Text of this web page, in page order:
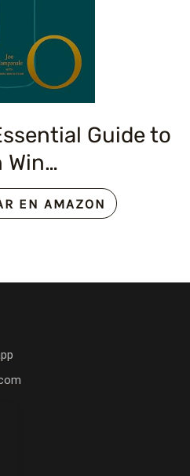
Guide to
Win…
EN AMAZON